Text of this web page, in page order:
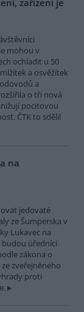
zařízení je
mohou v
ochladit u 50
a osvěžítek
a
o tři nová
pocitovou
ČTK to sdělil
na
jedovaté
ze Šumperska v
Lukavec na
úředníci
zákona o
zveřejněného
proti